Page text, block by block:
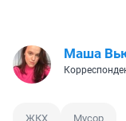
Маша
ЖКХ Мусор